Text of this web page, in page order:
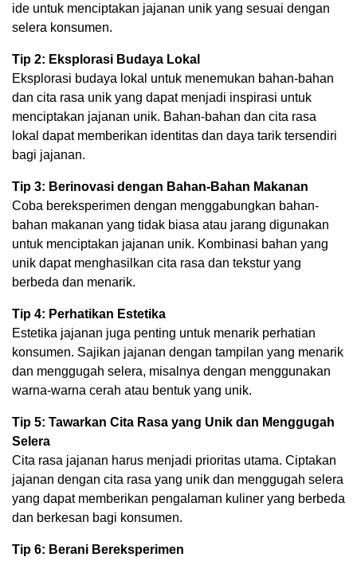
ide untuk menciptakan jajanan unik yang sesuai dengan
selera konsumen.
Tip 2: Eksplorasi Budaya Lokal
Eksplorasi budaya lokal untuk menemukan bahan-bahan
dan cita rasa unik yang dapat menjadi inspirasi untuk
menciptakan jajanan unik. Bahan-bahan dan cita rasa
lokal dapat memberikan identitas dan daya tarik tersendiri
bagi jajanan.
Tip 3: Berinovasi dengan Bahan-Bahan Makanan
Coba bereksperimen dengan menggabungkan bahan-
bahan makanan yang tidak biasa atau jarang digunakan
untuk menciptakan jajanan unik. Kombinasi bahan yang
unik dapat menghasilkan cita rasa dan tekstur yang
berbeda dan menarik.
Tip 4: Perhatikan Estetika
Estetika jajanan juga penting untuk menarik perhatian
konsumen. Sajikan jajanan dengan tampilan yang menarik
dan menggugah selera, misalnya dengan menggunakan
warna-warna cerah atau bentuk yang unik.
Tip 5: Tawarkan Cita Rasa yang Unik dan Menggugah
Selera
Cita rasa jajanan harus menjadi prioritas utama. Ciptakan
jajanan dengan cita rasa yang unik dan menggugah selera
yang dapat memberikan pengalaman kuliner yang berbeda
dan berkesan bagi konsumen.
Tip 6: Berani Bereksperimen